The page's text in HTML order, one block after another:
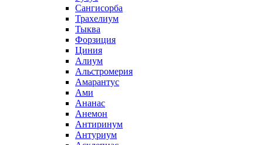
Сангисорба
Трахелиум
Тыква
Форзиция
Циния
Алиум
Альстромерия
Амарантус
Ами
Ананас
Анемон
Антиринум
Антуриум